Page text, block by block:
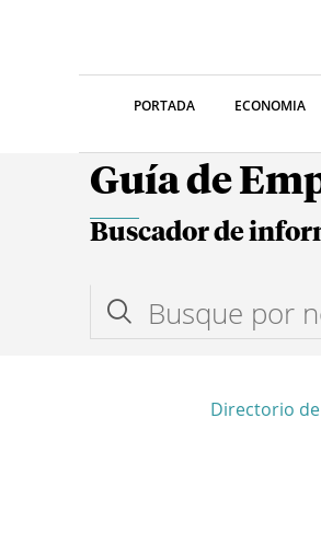
PORTADA ECONOMIA
Guía de
Buscador de
Directorio